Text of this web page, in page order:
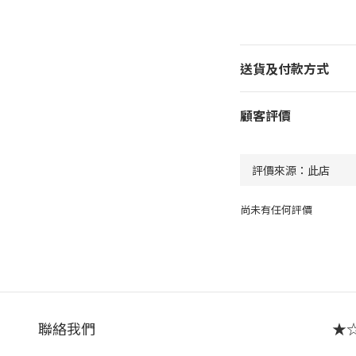
送貨及付款方式
顧客評價
尚未有任何評價
聯絡我們